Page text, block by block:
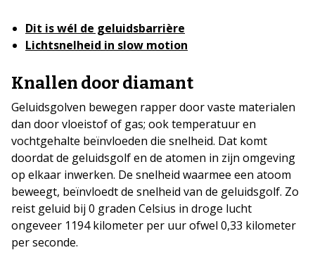
Dit is wél de geluidsbarrière
Lichtsnelheid in slow motion
Knallen door diamant
Geluidsgolven bewegen rapper door vaste materialen
dan door vloeistof of gas; ook temperatuur en
vochtgehalte beïnvloeden die snelheid. Dat komt
doordat de geluidsgolf en de atomen in zijn omgeving
op elkaar inwerken. De snelheid waarmee een atoom
beweegt, beïnvloedt de snelheid van de geluidsgolf. Zo
reist geluid bij 0 graden Celsius in droge lucht
ongeveer 1194 kilometer per uur ofwel 0,33 kilometer
per seconde.